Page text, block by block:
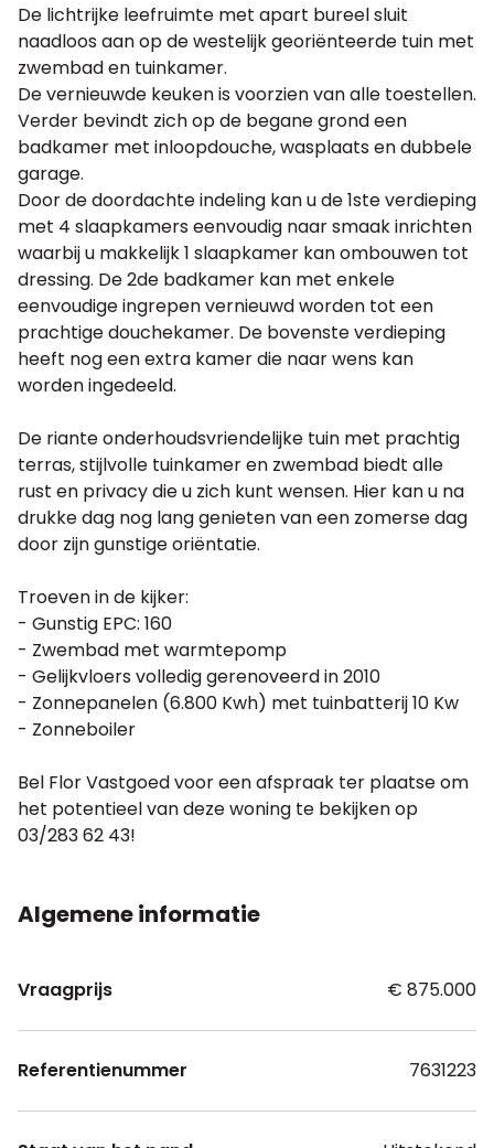
De lichtrijke leefruimte met apart bureel sluit
naadloos aan op de westelijk georiënteerde tuin met
zwembad en tuinkamer.
De vernieuwde keuken is voorzien van alle toestellen.
Verder bevindt zich op de begane grond een
badkamer met inloopdouche, wasplaats en dubbele
garage.
Door de doordachte indeling kan u de 1ste verdieping
met 4 slaapkamers eenvoudig naar smaak inrichten
waarbij u makkelijk 1 slaapkamer kan ombouwen tot
dressing. De 2de badkamer kan met enkele
eenvoudige ingrepen vernieuwd worden tot een
prachtige douchekamer. De bovenste verdieping
heeft nog een extra kamer die naar wens kan
worden ingedeeld.
De riante onderhoudsvriendelijke tuin met prachtig
terras, stijlvolle tuinkamer en zwembad biedt alle
rust en privacy die u zich kunt wensen. Hier kan u na
drukke dag nog lang genieten van een zomerse dag
door zijn gunstige oriëntatie.
Troeven in de kijker:
- Gunstig EPC: 160
- Zwembad met warmtepomp
- Gelijkvloers volledig gerenoveerd in 2010
- Zonnepanelen (6.800 Kwh) met tuinbatterij 10 Kw
- Zonneboiler
Bel Flor Vastgoed voor een afspraak ter plaatse om
het potentieel van deze woning te bekijken op
03/283 62 43!
Algemene informatie
Vraagprijs € 875.000
Referentienummer 7631223